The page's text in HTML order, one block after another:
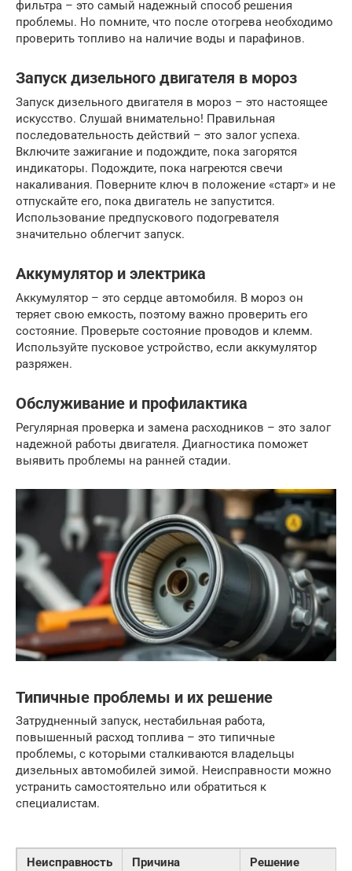
фильтра – это самый надежный способ решения
проблемы. Но помните, что после отогрева необходимо
проверить топливо на наличие воды и парафинов.
Запуск дизельного двигателя в мороз
Запуск дизельного двигателя в мороз – это настоящее
искусство. Слушай внимательно! Правильная
последовательность действий – это залог успеха.
Включите зажигание и подождите, пока загорятся
индикаторы. Подождите, пока нагреются свечи
накаливания. Поверните ключ в положение «старт» и не
отпускайте его, пока двигатель не запустится.
Использование предпускового подогревателя
значительно облегчит запуск.
Аккумулятор и электрика
Аккумулятор – это сердце автомобиля. В мороз он
теряет свою емкость, поэтому важно проверить его
состояние. Проверьте состояние проводов и клемм.
Используйте пусковое устройство, если аккумулятор
разряжен.
Обслуживание и профилактика
Регулярная проверка и замена расходников – это залог
надежной работы двигателя. Диагностика поможет
выявить проблемы на ранней стадии.
Типичные проблемы и их решение
Затрудненный запуск, нестабильная работа,
повышенный расход топлива – это типичные
проблемы, с которыми сталкиваются владельцы
дизельных автомобилей зимой. Неисправности можно
устранить самостоятельно или обратиться к
специалистам.
Неисправность Причина Решение